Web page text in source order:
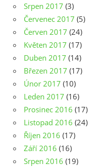
Srpen 2017 (3)
Červenec 2017 (5)
Červen 2017 (24)
Květen 2017 (17)
Duben 2017 (14)
Březen 2017 (17)
Únor 2017 (10)
Leden 2017 (16)
Prosinec 2016 (17)
Listopad 2016 (24)
Říjen 2016 (17)
Září 2016 (16)
Srpen 2016 (19)